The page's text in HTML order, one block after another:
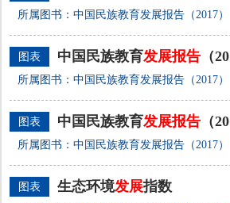
所属图书：中国民族教育发展报告（2017）
图表 中国民族教育发展报告 （
所属图书：中国民族教育发展报告（2017）
图表 中国民族教育发展报告 （
所属图书：中国民族教育发展报告（2017）
图表 生态环境发展指数